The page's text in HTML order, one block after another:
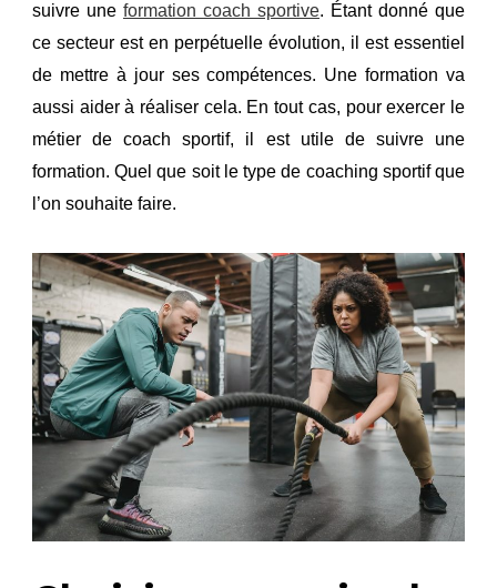
suivre une formation coach sportive. Étant donné que
ce secteur est en perpétuelle évolution, il est essentiel
de mettre à jour ses compétences. Une formation va
aussi aider à réaliser cela. En tout cas, pour exercer le
métier de coach sportif, il est utile de suivre une
formation. Quel que soit le type de coaching sportif que
l’on souhaite faire.